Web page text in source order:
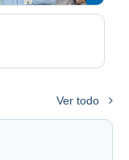
Ver todo